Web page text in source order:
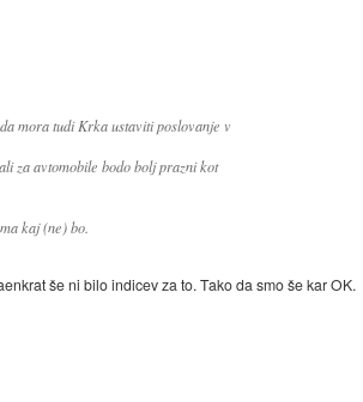
mora tudi Krka ustaviti poslovanje v
za avtomobile bodo bolj prazni kot
kaj (ne) bo.
še ni bilo indicev za to. Tako da smo še kar OK.